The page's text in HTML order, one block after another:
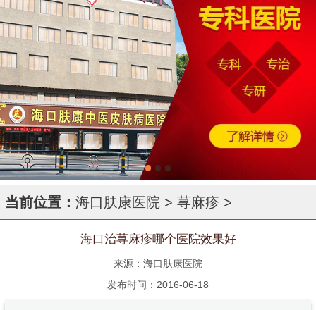
当前位置： 海口肤康医院 > 荨麻疹 >
海口治荨麻疹哪个医院效果好
来源：海口肤康医院
发布时间：2016-06-18